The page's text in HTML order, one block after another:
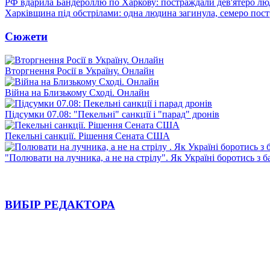
РФ вдарила Бандероллю по Харкову: постраждали дев'ятеро
Харківщина під обстрілами: одна людина загинула, семеро
Сюжети
Вторгнення Росії в Україну. Онлайн
Війна на Близькому Сході. Онлайн
Підсумки 07.08: "Пекельні" санкції і "парад" дронів
Пекельні санкції. Рішення Сената США
"Полювати на лучника, а не на стрілу". Як Україні боротись з
ВИБІР РЕДАКТОРА